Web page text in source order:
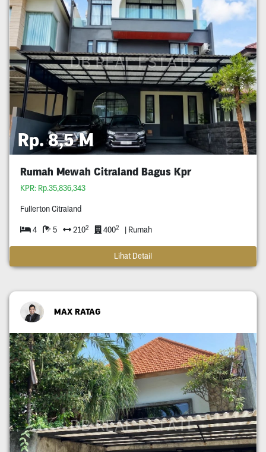
Rp. 8,5 M
Rumah Mewah Citraland Bagus Kpr
KPR: Rp.35,836,343
Fullerton Citraland
4 5 2102 4002 | Rumah
Lihat Detail
MAX RATAG